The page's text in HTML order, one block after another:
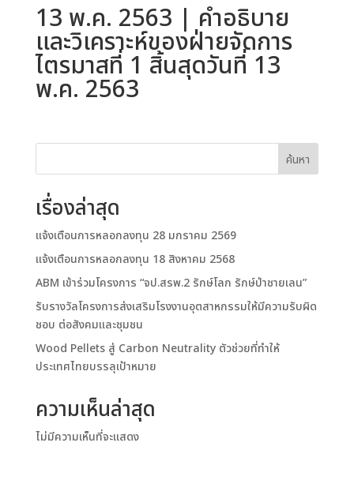
13 พ.ค. 2563 | คำอธิบาย
และวิเคราะห์ของฝ่ายจัดการ
ไตรมาสที่ 1 สิ้นสุดวันที่ 13
พ.ค. 2563
ค้นหา
เรื่องล่าสุด
แจ้งเตือนการหลอกลงทุน 28 มกราคม 2569
แจ้งเตือนการหลอกลงทุน 18 สิงหาคม 2568
ABM เข้าร่วมโครงการ “จป.สรพ.2 รักษ์โลก รักษ์ป่าชายเลน”
รับรางวัลโครงการส่งเสริมโรงงานอุตสาหกรรมให้มีความรับผิด
ชอบ ต่อสังคมและชุมชน
Wood Pellets สู่ Carbon Neutrality ตัวช่วยที่ทำให้
ประเทศไทยบรรลุเป้าหมาย
ความเห็นล่าสุด
ไม่มีความเห็นที่จะแสดง